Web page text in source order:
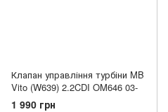
Клапан управління турбіни MB
Vito (W639) 2.2CDI OM646 03-
1 990 грн